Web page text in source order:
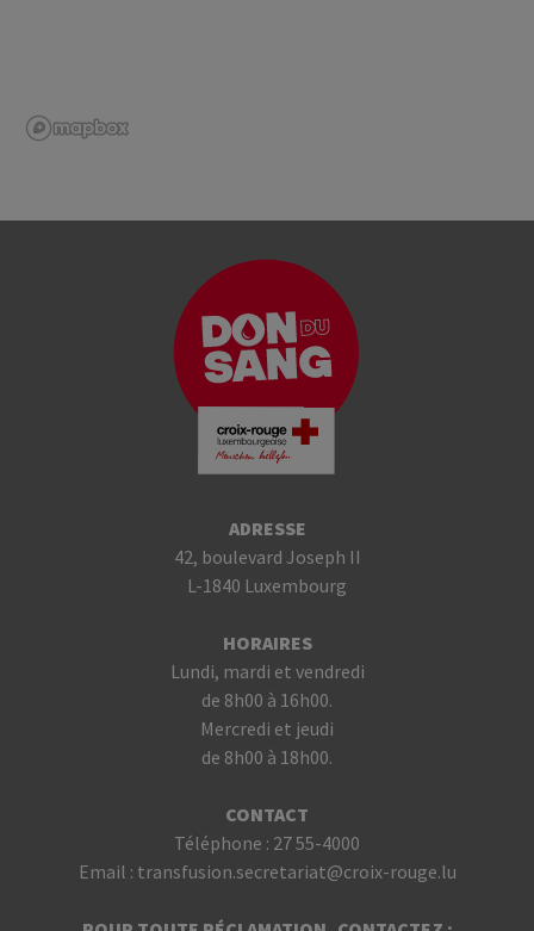
ADRESSE
42, boulevard Joseph II
L-1840 Luxembourg
HORAIRES
Lundi, mardi et vendredi
de 8h00 à 16h00.
Mercredi et jeudi
de 8h00 à 18h00.
CONTACT
Téléphone : 27 55-4000
Email : transfusion.secretariat@croix-rouge.lu